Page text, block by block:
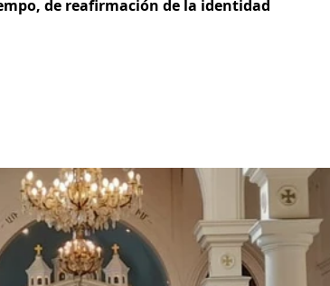
de reafirmación de la identidad